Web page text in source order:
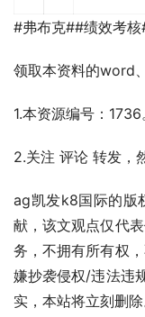
#弗布克##绩效考
领取本资料的word
1.本资源编号：1736
2.关注 评论 转发，
ag凯发k8国际的版
献，该文观点仅代
务，不拥有所有权
嫌抄袭侵权/违法违
实，本站将立刻删除